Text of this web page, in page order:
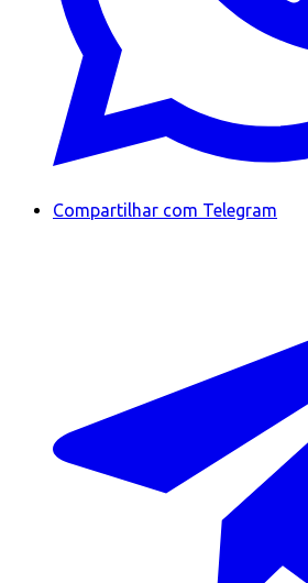
Compartilhar com Telegram